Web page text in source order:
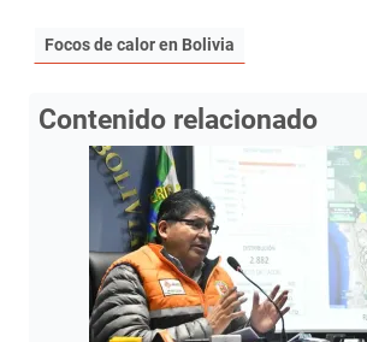
Focos de calor en Bolivia
Contenido relacionado